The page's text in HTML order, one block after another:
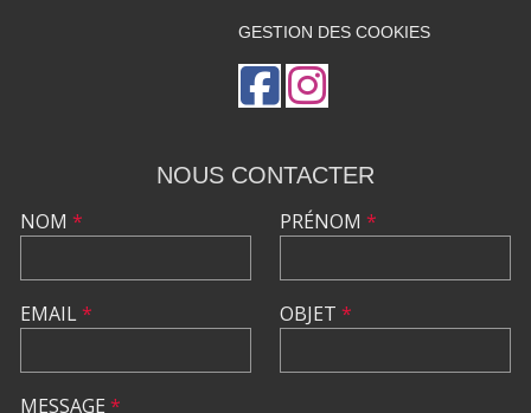
GESTION DES COOKIES
NOUS CONTACTER
NOM *
EMAIL*
PRÉNOM *
OBJET *
MESSAGE *